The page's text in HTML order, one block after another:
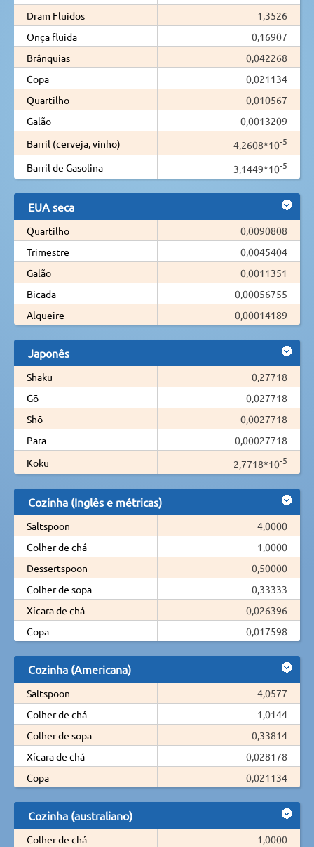
Dram Fluidos
1,3526
Onça fluida
0,16907
Brânquias
0,042268
Copa
0,021134
Quartilho
0,010567
Galão
0,0013209
Barril (cerveja, vinho)
4,2608*10-5
Barril de Gasolina 3,1449*10-5
EUA seca
Quartilho
0,0090808
Trimestre
0,0045404
Galão
0,0011351
Bicada
0,00056755
Alqueire
0,00014189
Japonês
Shaku
0,27718
Gō
0,027718
Shō
0,0027718
Para
0,00027718
Koku
2,7718*10-5
Cozinha (Inglês e métricas)
Saltspoon
4,0000
Colher de chá
1,0000
Dessertspoon
0,50000
Colher de sopa
0,33333
Xícara de chá
0,026396
Copa
0,017598
Cozinha (Americana)
Saltspoon
4,0577
Colher de chá
1,0144
Colher de sopa
0,33814
Xícara de chá
0,028178
Copa
0,021134
Cozinha (australiano)
Colher de chá
1,0000